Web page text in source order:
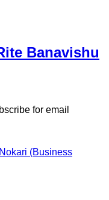
Banavishu
for email